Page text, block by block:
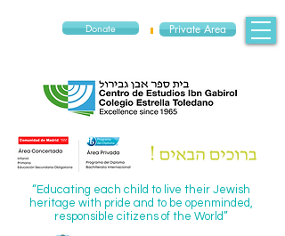
Donate Private Area
“Educating each child to live their Jewish
heritage with pride and to be openminded,
responsible citizens of the World”